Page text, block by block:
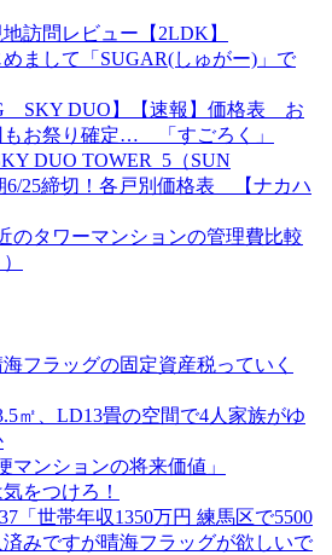
訪問レビュー【2LDK】
めまして「SUGAR(しゅがー)」で
SKY DUO】【速報】価格表 お
もお祭り確定… 「すごろく」
DUO TOWER_5（SUN
6/25締切！各戸別価格表 【ナカハ
のタワーマンションの管理費比較
海フラッグの固定資産税っていく
㎡、LD13畳の空間で4人家族がゆ
ンションの将来価値」
をつけろ！
「世帯年収1350万円 練馬区で5500
みですが晴海フラッグが欲しいで